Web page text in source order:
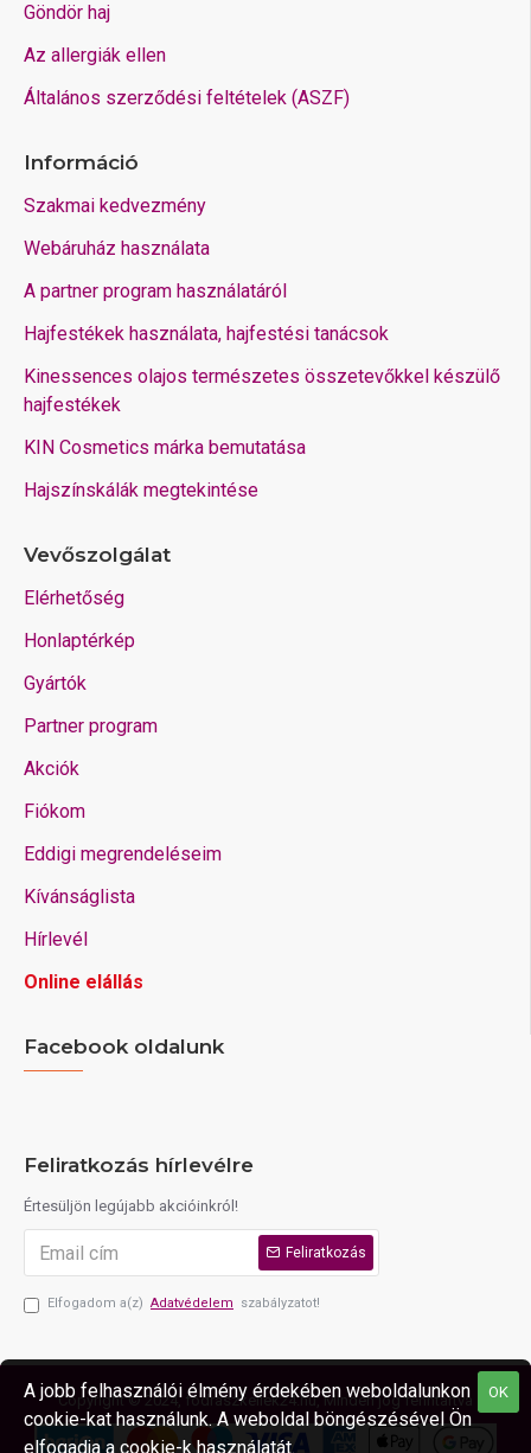
Göndör haj
Az allergiák ellen
Általános szerződési feltételek (ASZF)
Információ
Szakmai kedvezmény
Webáruház használata
A partner program használatáról
Hajfestékek használata, hajfestési tanácsok
Kinessences olajos természetes összetevőkkel készülő
hajfestékek
KIN Cosmetics márka bemutatása
Hajszínskálák megtekintése
Vevőszolgálat
Elérhetőség
Honlaptérkép
Gyártók
Partner program
Akciók
Fiókom
Eddigi megrendeléseim
Kívánságlista
Hírlevél
Online elállás
Facebook oldalunk
Feliratkozás hírlevélre
Értesüljön legújabb akcióinkról!
Feliratkozás
Elfogadom a(z) Adatvédelem szabályzatot!
Copyright © 2024, fodraszkellek24.hu, Minden jog fenntartva OK
A jobb felhasználói élmény érdekében weboldalunkon
cookie-kat használunk. A weboldal böngészésével Ön
elfogadja a cookie-k használatát.